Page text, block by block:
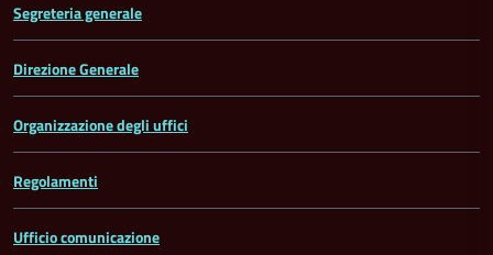
Segreteria generale
Direzione Generale
Organizzazione degli uffici
Regolamenti
Ufficio comunicazione